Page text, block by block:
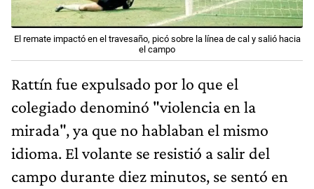
El remate impactó en el travesaño, picó sobre la línea de cal y salió hacia
el campo
Rattín fue expulsado por lo que el
colegiado denominó "violencia en la
mirada", ya que no hablaban el mismo
idioma. El volante se resistió a salir del
campo durante diez minutos, se sentó en